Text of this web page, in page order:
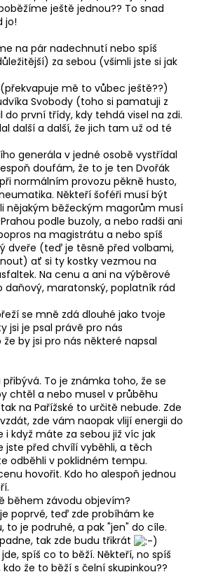
ještě jednou?? To snad
jo!
na pár nadechnutí nebo spíš
za sebou (všimli jste si jak
mě to vůbec ještě??)
Svobody (toho si pamatuji z
do první třídy, kdy tehdá visel na zdi.
další a další, že jich tam už od té
generála v jedné osobě vystřídal
doufám, že to je ten Dvořák
normálním provozu pěkně husto,
Někteří šoféři musí být
nějakým běžeckým magorům musí
podle buzoly, a nebo radši ani
na magistrátu a nebo spíš
dveře (teď je těsně před volbami,
ať si ty kostky vezmou na
Na cenu a ani na výběrové
maratonský, poplatník rád
se mně zdá dlouhé jako tvoje
jsi je psal právě pro nás
by jsi pro nás některé napsal
To je známka toho, že se
chtěl a nebo musel v průběhu
na Pařížské to určitě nebude. Zde
zde vám naopak vlijí energii do
i když máte za sebou již víc jak
jste před chvílí vyběhli, a těch
odběhli v poklidném tempu.
hovořit. Kdo ho alespoň jednou
během závodu objevím?
poprvé, teď zde probíhám ke
je podruhé, a pak "jen" do cíle.
tak zde budu třikrát
spíš co to běží. Někteří, no spíš
že to běží s čelní skupinkou??